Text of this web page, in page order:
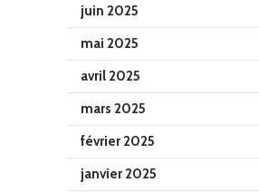
juin 2025
mai 2025
avril 2025
mars 2025
février 2025
janvier 2025